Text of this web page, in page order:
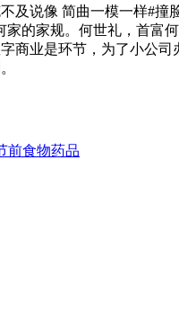
及说像 简曲一模一样#
家的家规。何世礼，首
商业是环节，为了小公
前食物药品